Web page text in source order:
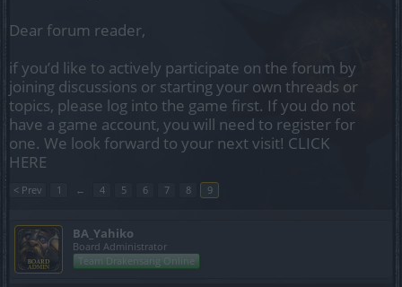
Dear forum reader,
if you’d like to actively participate on the forum by
joining discussions or starting your own threads or
topics, please log into the game first. If you do not
have a game account, you will need to register for
one. We look forward to your next visit! CLICK
HERE
< Prev 1 ← 4 5 6 7 8 9
BA_Yahiko
Board Administrator
Team Drakensang Online